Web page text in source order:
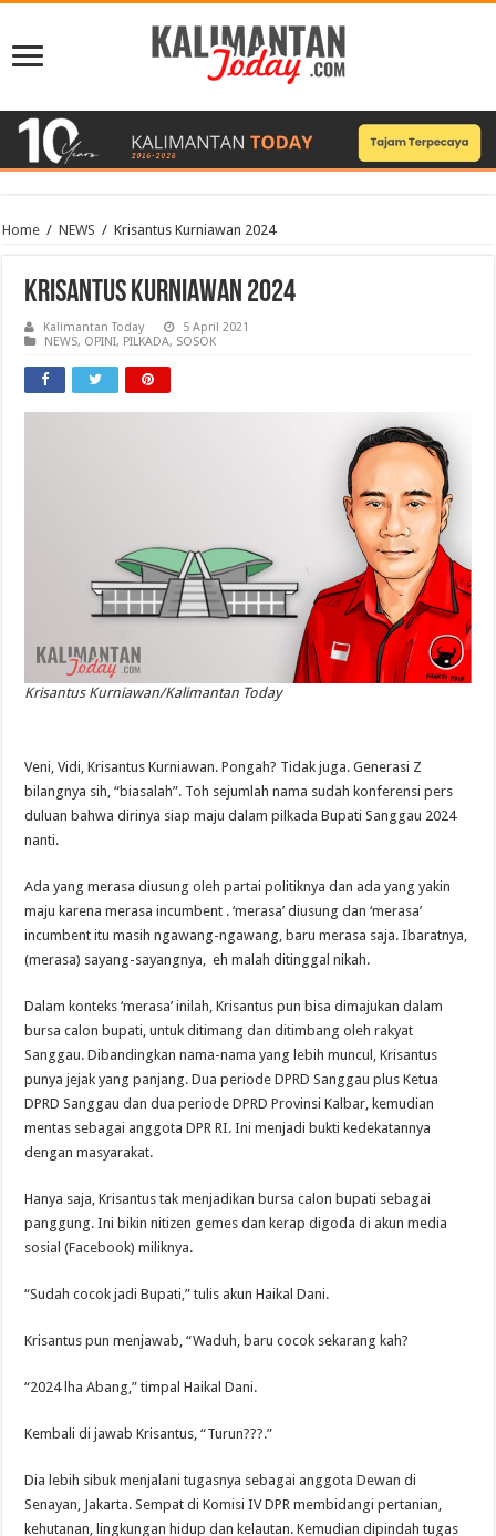
Home / NEWS / Krisantus Kurniawan 2024
Krisantus Kurniawan 2024
Kalimantan Today
5 April 2021
NEWS, OPINI, PILKADA, SOSOK
Krisantus Kurniawan/Kalimantan Today
Veni, Vidi, Krisantus Kurniawan. Pongah? Tidak juga. Generasi Z
bilangnya sih, “biasalah”. Toh sejumlah nama sudah konferensi pers
duluan bahwa dirinya siap maju dalam pilkada Bupati Sanggau 2024
nanti.
Ada yang merasa diusung oleh partai politiknya dan ada yang yakin
maju karena merasa incumbent . ‘merasa’ diusung dan ‘merasa’
incumbent itu masih ngawang-ngawang, baru merasa saja. Ibaratnya,
(merasa) sayang-sayangnya, eh malah ditinggal nikah.
Dalam konteks ‘merasa’ inilah, Krisantus pun bisa dimajukan dalam
bursa calon bupati, untuk ditimang dan ditimbang oleh rakyat
Sanggau. Dibandingkan nama-nama yang lebih muncul, Krisantus
punya jejak yang panjang. Dua periode DPRD Sanggau plus Ketua
DPRD Sanggau dan dua periode DPRD Provinsi Kalbar, kemudian
mentas sebagai anggota DPR RI. Ini menjadi bukti kedekatannya
dengan masyarakat.
Hanya saja, Krisantus tak menjadikan bursa calon bupati sebagai
panggung. Ini bikin nitizen gemes dan kerap digoda di akun media
sosial (Facebook) miliknya.
“Sudah cocok jadi Bupati,” tulis akun Haikal Dani.
Krisantus pun menjawab, “Waduh, baru cocok sekarang kah?
“2024 lha Abang,” timpal Haikal Dani.
Kembali di jawab Krisantus, “Turun???.”
Dia lebih sibuk menjalani tugasnya sebagai anggota Dewan di
Senayan, Jakarta. Sempat di Komisi IV DPR membidangi pertanian,
kehutanan, lingkungan hidup dan kelautan. Kemudian dipindah tugas